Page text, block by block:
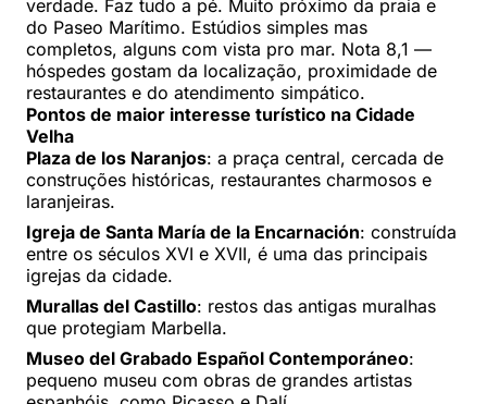
verdade. Faz tudo a pé. Muito próximo da praia e
do Paseo Marítimo. Estúdios simples mas
completos, alguns com vista pro mar. Nota 8,1 —
hóspedes gostam da localização, proximidade de
restaurantes e do atendimento simpático.
Pontos de maior interesse turístico na Cidade
Velha
Plaza de los Naranjos: a praça central, cercada de
construções históricas, restaurantes charmosos e
laranjeiras.
Igreja de Santa María de la Encarnación: construída
entre os séculos XVI e XVII, é uma das principais
igrejas da cidade.
Murallas del Castillo: restos das antigas muralhas
que protegiam Marbella.
Museo del Grabado Español Contemporáneo:
pequeno museu com obras de grandes artistas